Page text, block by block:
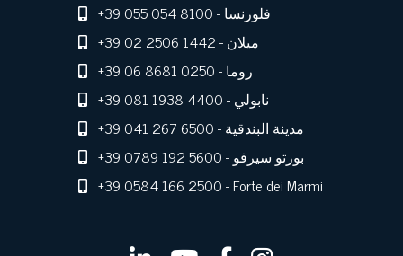
+39 055 054 8100 - فلورنسا
+39 02 2506 1442 - ميلان
+39 06 8681 0250 - روما
+39 081 1938 4400 - نابولي
+39 041 267 6500 - مدينة البندقية
+39 0789 192 5600 - بورتو سيرفو
+39 0584 166 2500- Forte dei Marmi